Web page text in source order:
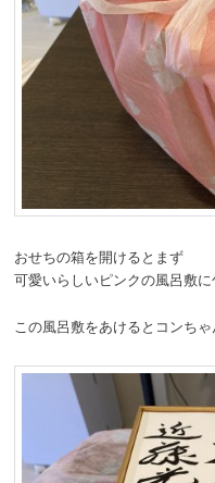
おせちの箱を開けるとまず
可愛いらしいピンクの風呂敷に
この風呂敷をあけるとコンち